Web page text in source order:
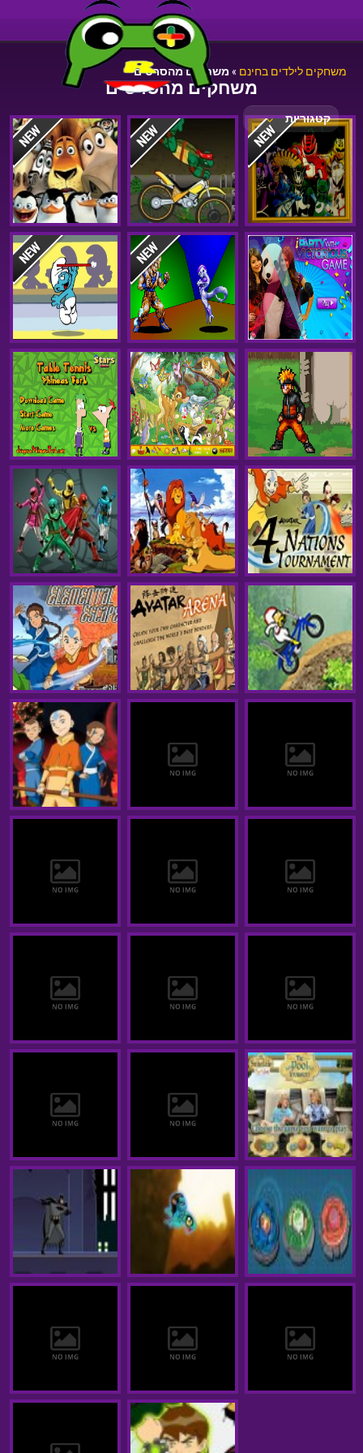
קטגוריות
משחקים לילדים בחינם » משחקים מהסרטים
משחקים מהסרטים